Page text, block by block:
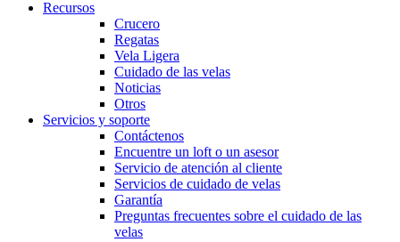
Recursos
Crucero
Regatas
Vela Ligera
Cuidado de las velas
Noticias
Otros
Servicios y soporte
Contáctenos
Encuentre un loft o un asesor
Servicio de atención al cliente
Servicios de cuidado de velas
Garantía
Preguntas frecuentes sobre el cuidado de las
velas